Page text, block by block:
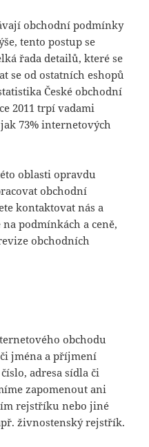
obchodní podmínky
tento postup se
řada detailů, které se
se od ostatních eshopů
České obchodní
2011 trpí vadami
73% internetových
oblasti opravdu
obchodní
kontaktovat nás a
podmínkách a ceně,
obchodních
obchodu
jména a příjmení
adresa sídla či
zapomenout ani
rejstříku nebo jiné
živnostenský rejstřík.